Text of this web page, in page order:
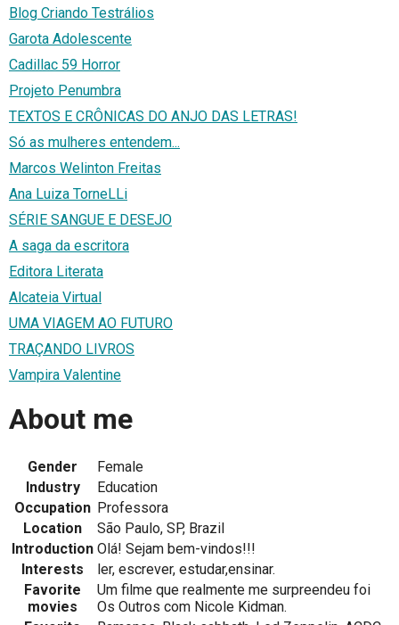
Blog Criando Testrálios
Garota Adolescente
Cadillac 59 Horror
Projeto Penumbra
TEXTOS E CRÔNICAS DO ANJO DAS LETRAS!
Só as mulheres entendem...
Marcos Welinton Freitas
Ana Luiza TorneLLi
SÉRIE SANGUE E DESEJO
A saga da escritora
Editora Literata
Alcateia Virtual
UMA VIAGEM AO FUTURO
TRAÇANDO LIVROS
Vampira Valentine
About me
Gender
Female
Industry
Education
Occupation Professora
Location
São Paulo, SP, Brazil
Introduction Olá! Sejam bem-vindos!!!
Interests
ler, escrever, estudar,ensinar.
Favorite
movies
Um filme que realmente me surpreendeu foi
Os Outros com Nicole Kidman.